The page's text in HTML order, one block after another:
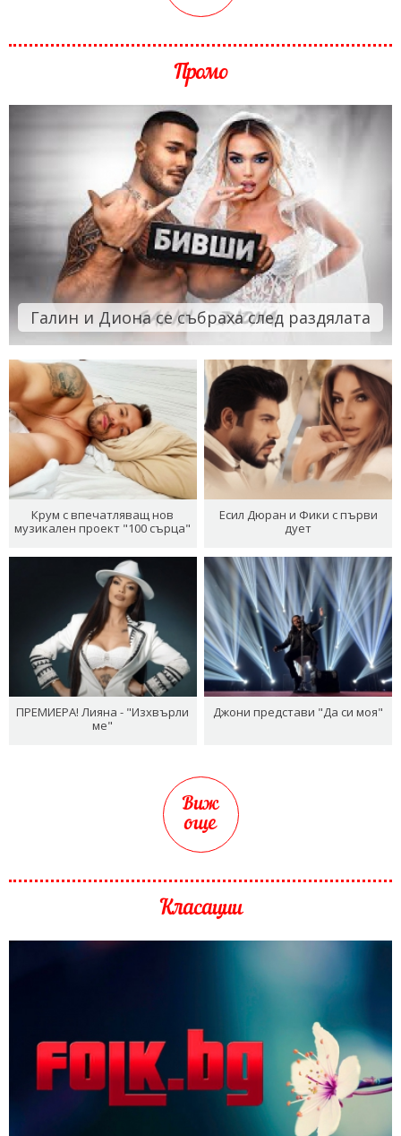
Промо
Галин и Диона се събраха след раздялата
Крум с впечатляващ нов
музикален проект "100 сърца"
Есил Дюран и Фики с първи
дует
ПРЕМИЕРА! Лияна - "Изхвърли
ме"
Джони представи "Да си моя"
Виж
още
Класации